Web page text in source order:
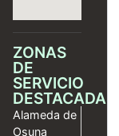
ZONAS
DE
SERVICIO
DESTACADAS
Alameda de
Osuna